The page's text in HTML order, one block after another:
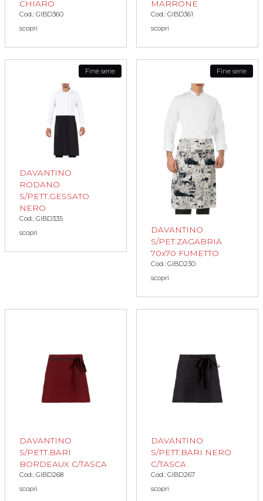
CHIARO
Cod.: GIBD360
scopri
MARRONE
Cod.: GIBD361
scopri
Fine serie
DAVANTINO
RODANO
S/PETT.GESSATO
NERO
Cod.: GIBD335
scopri
Fine serie
DAVANTINO
S/PET.ZAGABRIA
70x70 FUMETTO
Cod.: GIBD230
scopri
DAVANTINO
S/PETT.BARI
BORDEAUX C/TASCA
Cod.: GIBD268
scopri
DAVANTINO
S/PETT.BARI NERO
C/TASCA
Cod.: GIBD267
scopri